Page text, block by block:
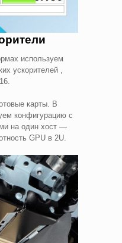
используем
ускорителей ,
карты. В
конфигурацию с
на один хост —
GPU в 2U.